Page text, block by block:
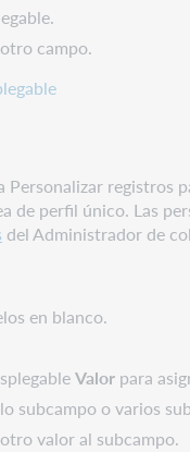
campo.
Personalizar registros
de perfil único. Las
del Administrador de
en blanco.
Valor para
subcampo o varios
valor al subcampo.